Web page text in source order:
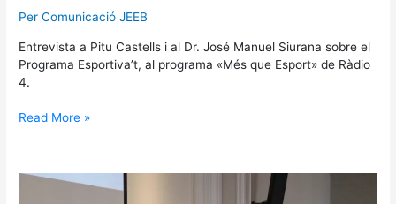
Per Comunicació JEEB
Entrevista a Pitu Castells i al Dr. José Manuel Siurana sobre el
Programa Esportiva’t, al programa «Més que Esport» de Ràdio
4.
Read More »
Neix